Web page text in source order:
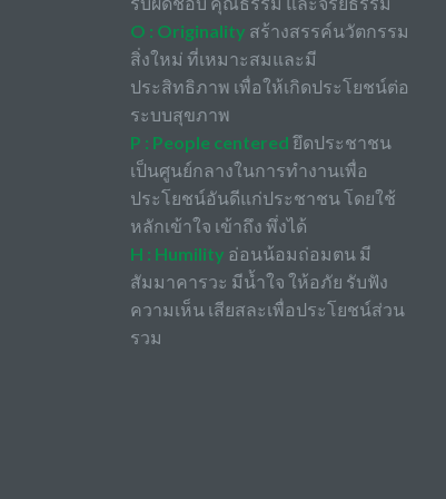
O : Originality สร้างสรรค์นวัตกรรม
สิ่งใหม่ ที่เหมาะสมและมี
ประสิทธิภาพ เพื่อให้เกิดประโยชน์ต่อ
ระบบสุขภาพ
P : People centered ยึดประชาชน
เป็นศูนย์กลางในการทำงานเพื่อ
ประโยชน์อันดีแก่ประชาชน โดยใช้
หลักเข้าใจ เข้าถึง พึ่งได้
H : Humility อ่อนน้อมถ่อมตน มี
สัมมาคารวะ มีน้ำใจ ให้อภัย รับฟัง
ความเห็น เสียสละเพื่อประโยชน์ส่วน
รวม